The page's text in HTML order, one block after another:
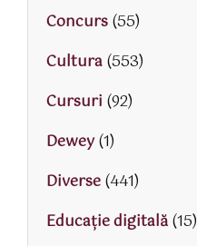
Concurs(55)
Cultura(553)
Cursuri (92)
Dewey(1)
Diverse(441)
Educaţie digitală(15)